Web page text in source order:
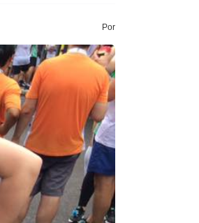
Por